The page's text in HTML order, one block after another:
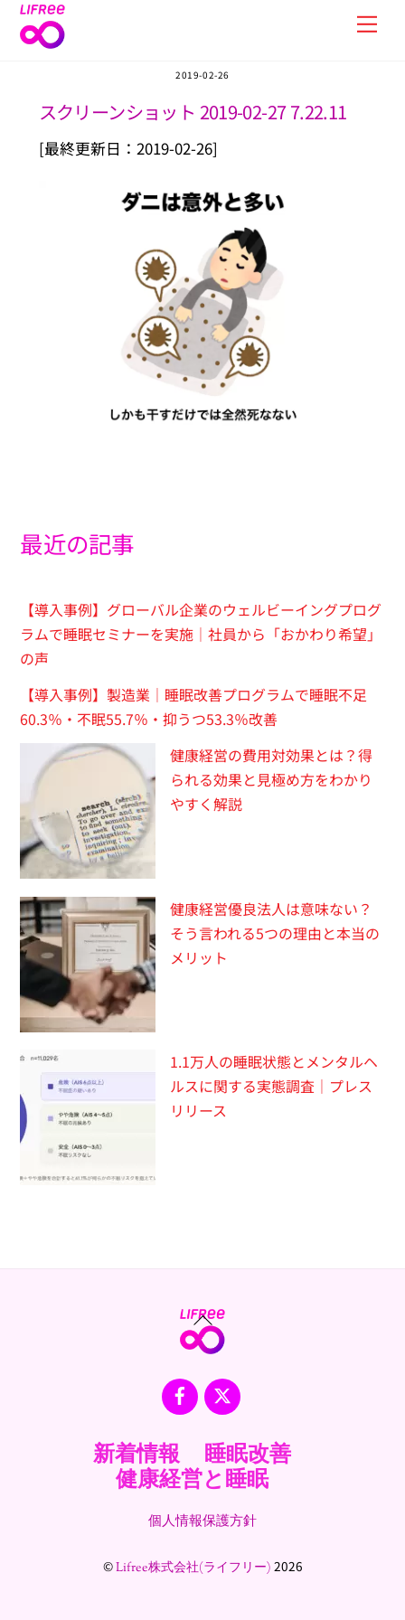
Skip
2019-02-26
スクリーンショット 2019-02-27 7.22.11
[最終更新日：2019-02-26]
最近の記事
【導入事例】グローバル企業のウェルビーイングプログ
ラムで睡眠セミナーを実施｜社員から「おかわり希望」
の声
【導入事例】製造業｜睡眠改善プログラムで睡眠不足
60.3％・不眠55.7％・抑うつ53.3％改善
健康経営の費用対効果とは？得
られる効果と見極め方をわかり
やすく解説
健康経営優良法人は意味ない？
そう言われる5つの理由と本当の
メリット
1.1万人の睡眠状態とメンタルヘ
ルスに関する実態調査｜プレス
リリース
Back
To
Facebook
X
新着情報
睡眠改善
健康経営と睡眠
個人情報保護方針
©Lifree株式会社(ライフリー) 2026